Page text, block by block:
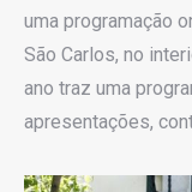
uma programação
São Carlos, no
ano traz uma
apresentações,